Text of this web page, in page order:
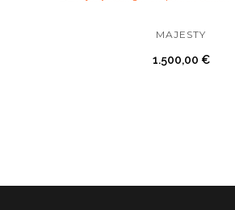
MAJESTY
1.500,00 €